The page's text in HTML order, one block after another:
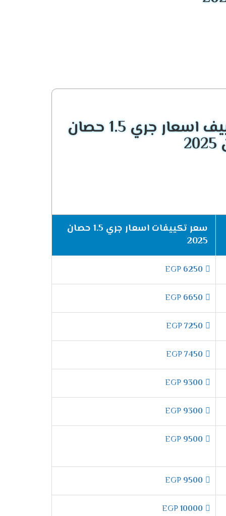
الهادئ التى تعمل على كتم صوت الجهاز
والمكان من الجراثيم التى توجد ولا
وعلشان كده وفرنا لكم الان فى مكيف جرى
ومن أى أعطال .
تقل كفاءته .
أفضل انواع الدهانات التى تحافظ عليها وعلى
قائمة اسعار تكييف اسعار جري 1.5 حصان
سعر تكييفات اسعار جري 1.5 حصان
2025
6250
6650
7250
7450
9300
9300
9500
9500
10000